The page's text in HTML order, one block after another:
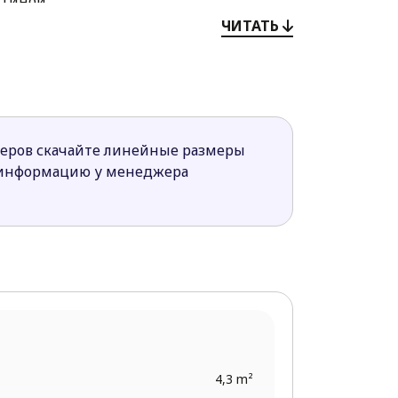
любопытных взглядов гостей и
с душем.
обустроенное на одном уровне.
ЧИТАТЬ
скачайте линейные размеры
у менеджера
4,3 m²